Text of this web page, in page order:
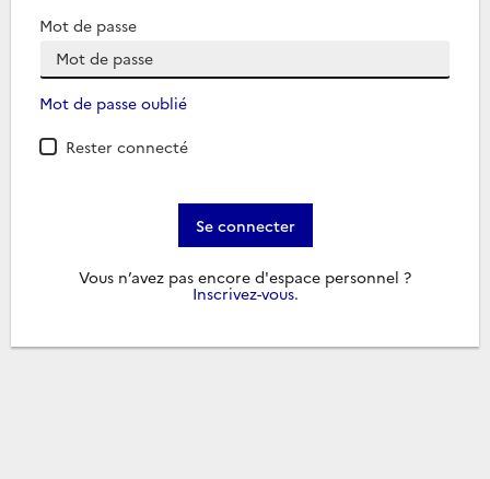
Mot de passe
Mot de passe oublié
Rester connecté
Se connecter
Vous n’avez pas encore d'espace personnel ?
Inscrivez-vous.